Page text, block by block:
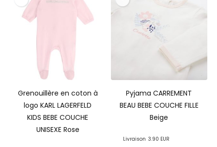
Grenouillère en coton à
logo KARL LAGERFELD
KIDS BEBE COUCHE
UNISEXE Rose
Pyjama CARREMENT
BEAU BEBE COUCHE FILLE
Beige
Livraison 3.90 EUR